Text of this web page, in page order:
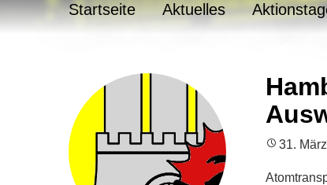
Startseite Aktuelles
31.